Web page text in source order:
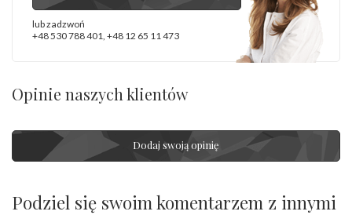
lub zadzwoń
+48 530 788 401 +48 12 65 11 473
Opinie naszych klientów
Dodaj swoją opinię
Podziel się swoim komentarzem z innymi